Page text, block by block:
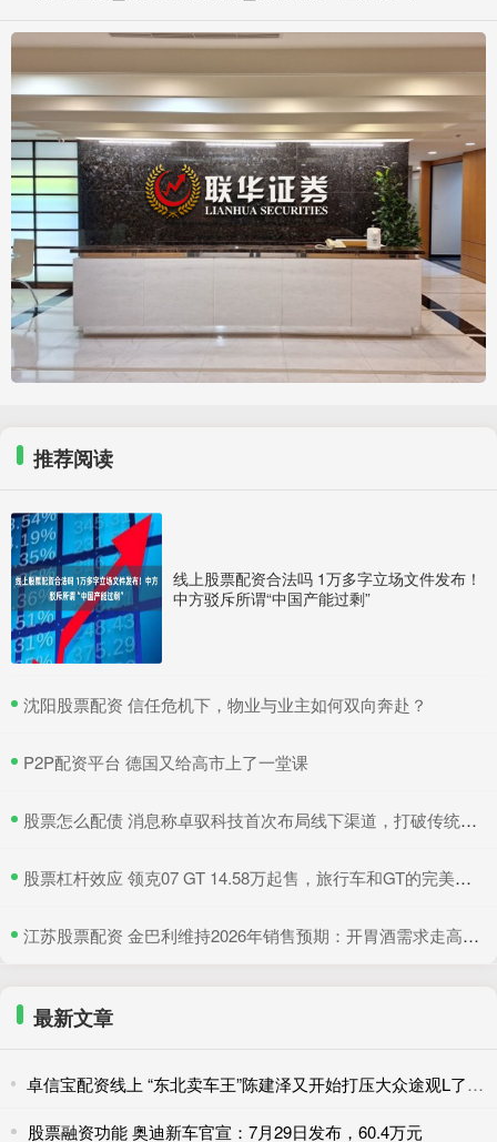
推荐阅读
线上股票配资合法吗 1万多字立场文件发布！
中方驳斥所谓“中国产能过剩”
​沈阳股票配资 信任危机下，物业与业主如何双向奔赴？
​P2P配资平台 德国又给高市上了一堂课
​股票怎么配债 消息称卓驭科技首次布局线下渠道，打破传统供应商隐居幕后模式
​股票杠杆效应 领克07 GT 14.58万起售，旅行车和GT的完美结合
​江苏股票配资 金巴利维持2026年销售预期：开胃酒需求走高，抵消美国波本威士忌销量下滑
最新文章
卓信宝配资线上 “东北卖车王”陈建泽又开始打压大众途观L了 花费1600万打包200
股票融资功能 奥迪新车官宣：7月29日发布，60.4万元